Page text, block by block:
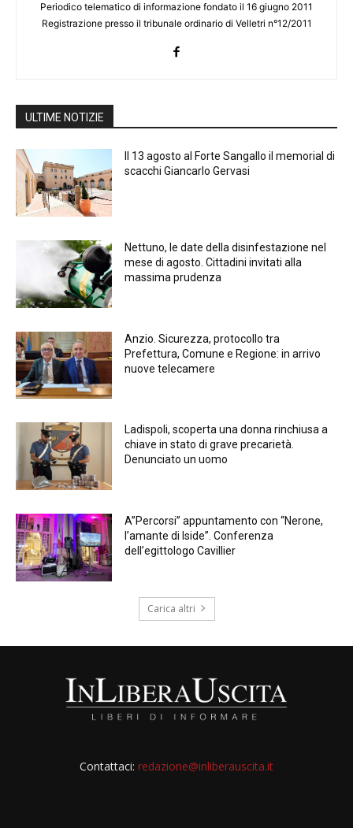
Periodico telematico di informazione fondato il 16 giugno 2011
Registrazione presso il tribunale ordinario di Velletri n°12/2011
ULTIME NOTIZIE
Il 13 agosto al Forte Sangallo il memorial di
scacchi Giancarlo Gervasi
Nettuno, le date della disinfestazione nel
mese di agosto. Cittadini invitati alla
massima prudenza
Anzio. Sicurezza, protocollo tra
Prefettura, Comune e Regione: in arrivo
nuove telecamere
Ladispoli, scoperta una donna rinchiusa a
chiave in stato di grave precarietà.
Denunciato un uomo
A”Percorsi” appuntamento con “Nerone,
l’amante di Iside”. Conferenza
dell’egittologo Cavillier
Carica altri
Contattaci: redazione@inliberauscita.it